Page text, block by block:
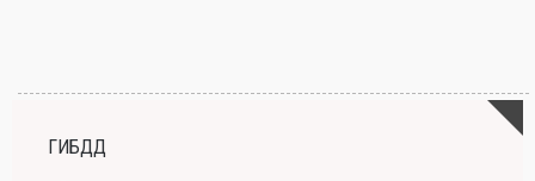
ГИБДД